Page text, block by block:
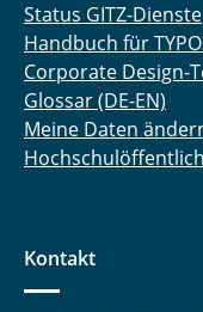
Status GITZ-Dienste
Handbuch für
Corporate Design-
Glossar (DE-EN)
Meine Daten
Kontakt